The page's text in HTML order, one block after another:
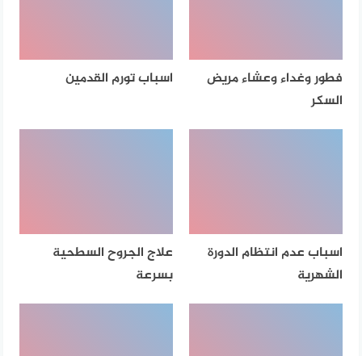
فطور وغداء وعشاء مريض
السكر
اسباب تورم القدمين
اسباب عدم انتظام الدورة
الشهرية
علاج الجروح السطحية
بسرعة